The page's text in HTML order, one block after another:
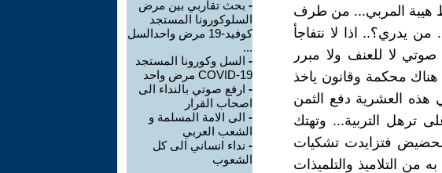
هيبة المربي... من طرف
يدري؟.. اذا لا نتفاجأ
لا للعنف ولا مبرر
محكمة وقانون ياخذ
العشرية دفع الثمن
ترهل التربية... وتهتك
فتزايدت تشكيات
التلاميذ والتلميذات
- بحث تقاربي بين مرض
السلوكورونا المستجد
كوفيد-19 مرض واحدالسل
...
- السل وكورونا المستجد
COVID-19 مرض واحد
- ارفع صوتي بالنداء الى
اصحاب القرار
- الى الامة المسلمة و
الشعب العربي
- نداء انساني الى كل
الشعوب